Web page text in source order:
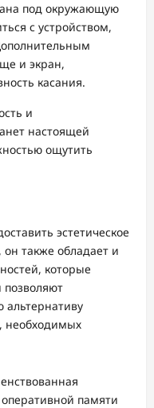
под окружающую
с устройством,
и экран,
касания.
и
настоящей
ощутить
эстетическое
он также обладает и
которые
альтернативу
необходимых
памяти